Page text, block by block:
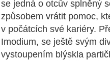
se jedná o otcův splněný
způsobem vrátit pomoc,
v počátcích své kariéry.
Imodium, se ještě svým
vystoupením blýskla